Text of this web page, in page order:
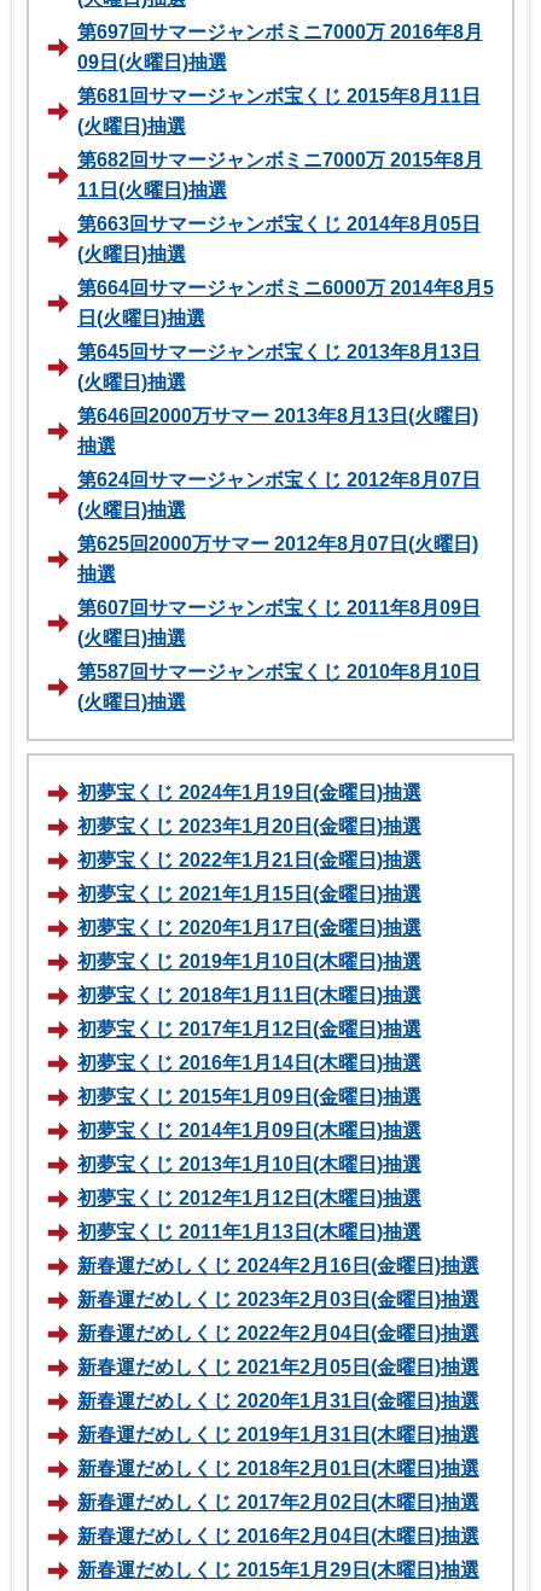
第697回サマージャンボミニ7000万 2016年8月
09日(火曜日)抽選
第681回サマージャンボ宝くじ 2015年8月11日
(火曜日)抽選
第682回サマージャンボミニ7000万 2015年8月
11日(火曜日)抽選
第663回サマージャンボ宝くじ 2014年8月05日
(火曜日)抽選
第664回サマージャンボミニ6000万 2014年8月5
日(火曜日)抽選
第645回サマージャンボ宝くじ 2013年8月13日
(火曜日)抽選
第646回2000万サマー 2013年8月13日(火曜日)
抽選
第624回サマージャンボ宝くじ 2012年8月07日
(火曜日)抽選
第625回2000万サマー 2012年8月07日(火曜日)
抽選
第607回サマージャンボ宝くじ 2011年8月09日
(火曜日)抽選
第587回サマージャンボ宝くじ 2010年8月10日
(火曜日)抽選
初夢宝くじ 2024年1月19日(金曜日)抽選
初夢宝くじ 2023年1月20日(金曜日)抽選
初夢宝くじ 2022年1月21日(金曜日)抽選
初夢宝くじ 2021年1月15日(金曜日)抽選
初夢宝くじ 2020年1月17日(金曜日)抽選
初夢宝くじ 2019年1月10日(木曜日)抽選
初夢宝くじ 2018年1月11日(木曜日)抽選
初夢宝くじ 2017年1月12日(金曜日)抽選
初夢宝くじ 2016年1月14日(木曜日)抽選
初夢宝くじ 2015年1月09日(金曜日)抽選
初夢宝くじ 2014年1月09日(木曜日)抽選
初夢宝くじ 2013年1月10日(木曜日)抽選
初夢宝くじ 2012年1月12日(木曜日)抽選
初夢宝くじ 2011年1月13日(木曜日)抽選
新春運だめしくじ 2024年2月16日(金曜日)抽選
新春運だめしくじ 2023年2月03日(金曜日)抽選
新春運だめしくじ 2022年2月04日(金曜日)抽選
新春運だめしくじ 2021年2月05日(金曜日)抽選
新春運だめしくじ 2020年1月31日(金曜日)抽選
新春運だめしくじ 2019年1月31日(木曜日)抽選
新春運だめしくじ 2018年2月01日(木曜日)抽選
新春運だめしくじ 2017年2月02日(木曜日)抽選
新春運だめしくじ 2016年2月04日(木曜日)抽選
新春運だめしくじ 2015年1月29日(木曜日)抽選